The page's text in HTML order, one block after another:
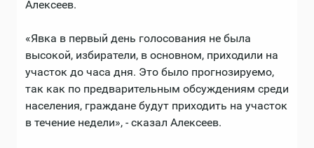
Алексеев.
«Явка в первый день голосования не была
высокой, избиратели, в основном, приходили на
участок до часа дня. Это было прогнозируемо,
так как по предварительным обсуждениям среди
населения, граждане будут приходить на участок
в течение недели», - сказал Алексеев.